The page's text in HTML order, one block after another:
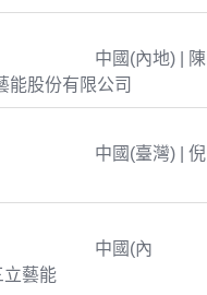
中國(內地) | 陳
能股份有限公司
中國(臺灣) | 倪
中國(內
立藝能